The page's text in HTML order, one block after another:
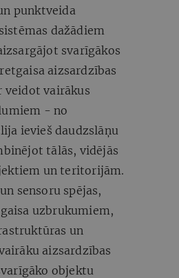
punktveida
dažādiem
svarīgākos
aizsardzības
veidot vairākus
- no
ievieš daudzslāņu
tālās, vidējās
un teritorijām.
sensoru spējas,
uzbrukumiem,
un
aizsardzības
objektu